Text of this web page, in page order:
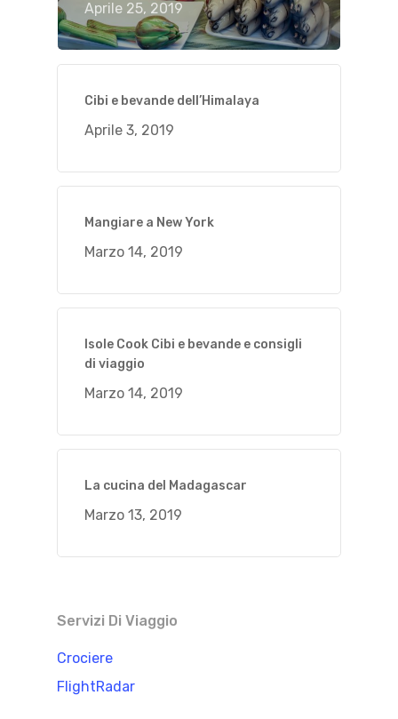
Aprile 25, 2019
Cibi e bevande dell’Himalaya
Aprile 3, 2019
Mangiare a New York
Marzo 14, 2019
Isole Cook Cibi e bevande e consigli
di viaggio
Marzo 14, 2019
La cucina del Madagascar
Marzo 13, 2019
Servizi Di Viaggio
Crociere
FlightRadar